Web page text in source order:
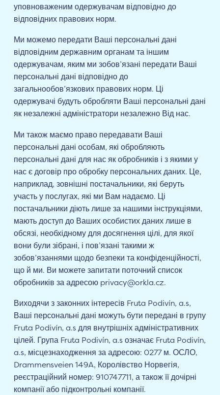
уповноваженим одержувачам відповідно до
відповідних правових норм.
Ми можемо передати Ваші персональні дані
відповідним державним органам та іншим
одержувачам, яким ми зобов’язані передати Ваші
персональні дані відповідно до
загальнообов’язкових правових норм. Ці
одержувачі будуть обробляти Ваші персональні дані
як незалежні адміністратори незалежно Від нас.
Ми також маємо право передавати Ваші
персональні дані особам, які обробляють
персональні дані для нас як обробників і з якими у
нас є договір про обробку персональних даних. Це,
наприклад, зовнішні постачальники, які беруть
участь у послугах, які ми Вам надаємо. Ці
постачальники діють лише за нашими інструкціями,
мають доступ до Ваших особистих даних лише в
обсязі, необхідному для досягнення цілі, для якої
вони були зібрані, і пов’язані такими ж
зобов’язаннями щодо безпеки та конфіденційності,
що й ми. Ви можете запитати поточний список
обробників за адресою privacy@orkla.cz.
Виходячи з законних інтересів Fruta Podivín, a.s,
Ваші персональні дані можуть бути передані в групу
Fruta Podivín, a.s для внутрішніх адміністративних
цілей. Група Fruta Podivín, a.s означає Fruta Podivín,
a.s, місцезнаходження за адресою: 0277 м. ОСЛО,
Drammensveien 149A, Королівство Норвегія,
реєстраційний номер: 910747711, а також її дочірні
компанії або підконтрольні компанії.